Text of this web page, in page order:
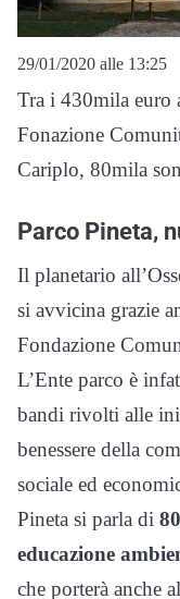
29/01/2020 alle 13:25
Tra i 430mila euro
Fonazione
Cariplo, 80mila
Parco Pineta,
Il planetario
si avvicina grazie
Fondazione
L’Ente parco è
bandi rivolti alle
benessere della
sociale ed
Pineta si parla di
educazione
che porterà anche